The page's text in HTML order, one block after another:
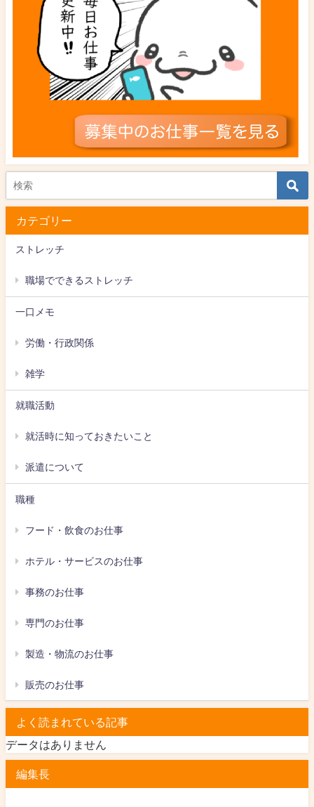
カテゴリー
ストレッチ
職場でできるストレッチ
一口メモ
労働・行政関係
雑学
就職活動
就活時に知っておきたいこと
派遣について
職種
フード・飲食のお仕事
ホテル・サービスのお仕事
事務のお仕事
専門のお仕事
製造・物流のお仕事
販売のお仕事
よく読まれている記事
データはありません
編集長